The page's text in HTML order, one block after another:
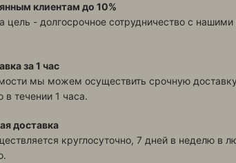
клиентам до 10%
цель - долгосрочное сотрудничество с
за 1 час
мы можем осуществить срочную
в течении 1 часа.
доставка
круглосуточно, 7 дней в неделю в